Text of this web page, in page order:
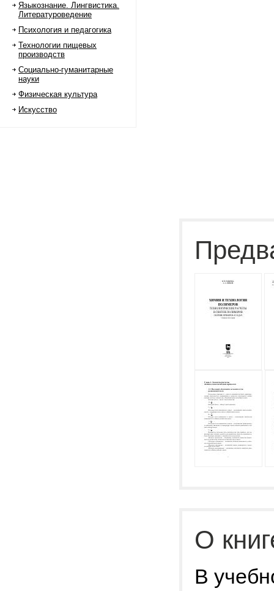
Языкознание. Лингвистика.
Литературоведение
Психология и педагогика
Технологии пищевых
производств
Социально-гуманитарные
науки
Физическая культура
Искусство
О
В